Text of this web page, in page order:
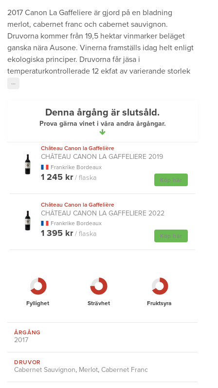
2017 Canon La Gaffeliere är gjord på en bladning
merlot, cabernet franc och cabernet sauvignon.
Druvorna kommer från 19,5 hektar vinmarker beläget
ganska nära Ausone. Vinerna framställs idag helt enligt
ekologiska principer. Druvorna får jäsa i
temperaturkontrollerade 12 ekfat av varierande storlek
···
Denna årgång är slutsåld.
Prova gärna vinet i våra andra årgångar.
Château Canon la Gaffelière
CHÂTEAU CANON LA GAFFELIERE 2019
Frankrike Bordeaux
Köp här
1 245 kr/ flaska
Château Canon la Gaffelière
CHÂTEAU CANON LA GAFFELIERE 2022
Frankrike Bordeaux
Köp här
1 395 kr/ flaska
Fyllighet Strävhet Fruktsyra
ÅRGÅNG
2017
DRUVOR
Cabernet Sauvignon, Merlot, Cabernet Franc